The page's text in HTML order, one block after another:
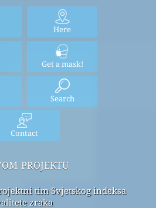
Here
Get a mask!
Search
Contact
projektu
tim Svjetskog indeksa
zraka